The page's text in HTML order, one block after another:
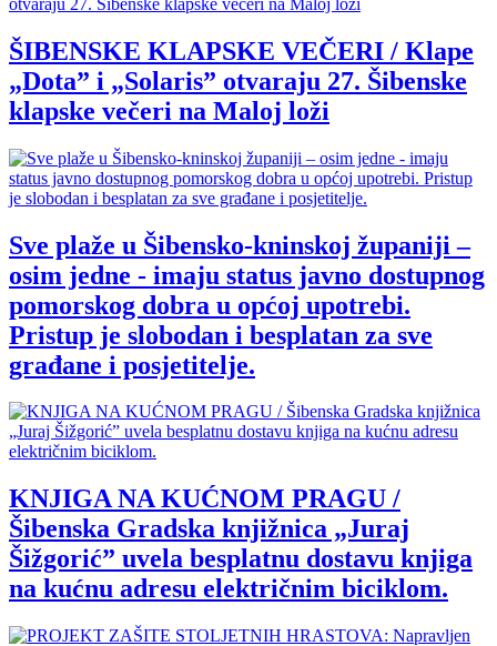
ŠIBENSKE KLAPSKE VEČERI / Klape
„Dota” i „Solaris” otvaraju 27. Šibenske
klapske večeri na Maloj loži
Sve plaže u Šibensko-kninskoj županiji –
osim jedne - imaju status javno dostupnog
pomorskog dobra u općoj upotrebi.
Pristup je slobodan i besplatan za sve
građane i posjetitelje.
KNJIGA NA KUĆNOM PRAGU /
Šibenska Gradska knjižnica „Juraj
Šižgorić” uvela besplatnu dostavu knjiga
na kućnu adresu električnim biciklom.